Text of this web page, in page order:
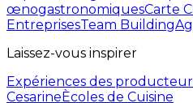
œnogastronomiquesCarte
EntreprisesTeam Building
Laissez-vous inspirer
Expériences des
CesarineÈcoles de Cuisine